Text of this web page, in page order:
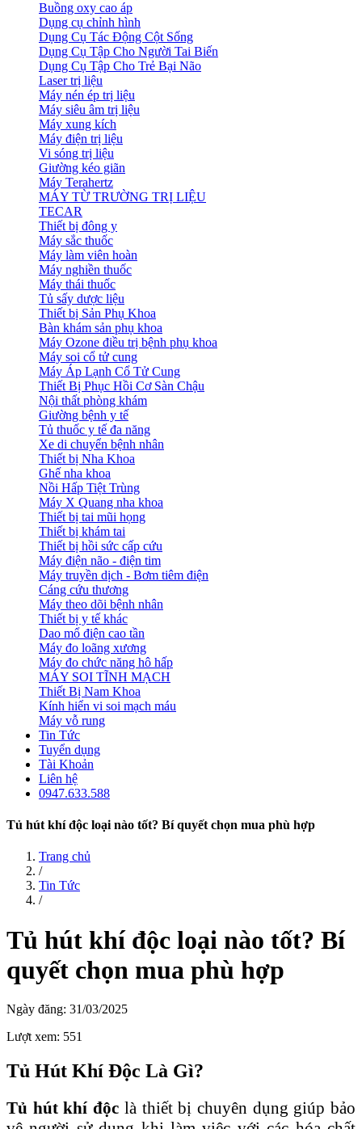
Buồng oxy cao áp
Dụng cụ chỉnh hình
Dụng Cụ Tác Động Cột Sống
Dụng Cụ Tập Cho Người Tai Biến
Dụng Cụ Tập Cho Trẻ Bại Não
Laser trị liệu
Máy nén ép trị liệu
Máy siêu âm trị liệu
Máy xung kích
Máy điện trị liệu
Vi sóng trị liệu
Giường kéo giãn
Máy Terahertz
MÁY TỪ TRƯỜNG TRỊ LIỆU
TECAR
Thiết bị đông y
Máy sắc thuốc
Máy làm viên hoàn
Máy nghiền thuốc
Máy thái thuốc
Tủ sấy dược liệu
Thiết bị Sản Phụ Khoa
Bàn khám sản phụ khoa
Máy Ozone điều trị bệnh phụ khoa
Máy soi cổ tử cung
Máy Áp Lạnh Cổ Tử Cung
Thiết Bị Phục Hồi Cơ Sàn Chậu
Nội thất phòng khám
Giường bệnh y tế
Tủ thuốc y tế đa năng
Xe di chuyển bệnh nhân
Thiết bị Nha Khoa
Ghế nha khoa
Nồi Hấp Tiệt Trùng
Máy X Quang nha khoa
Thiết bị tai mũi họng
Thiết bị khám tai
Thiết bị hồi sức cấp cứu
Máy điện não - điện tim
Máy truyền dịch - Bơm tiêm điện
Cáng cứu thương
Máy theo dõi bệnh nhân
Thiết bị y tế khác
Dao mổ điện cao tần
Máy đo loãng xương
Máy đo chức năng hô hấp
MÁY SOI TĨNH MẠCH
Thiết Bị Nam Khoa
Kính hiển vi soi mạch máu
Máy vỗ rung
Tin Tức
Tuyển dụng
Tài Khoản
Liên hệ
0947.633.588
Tủ hút khí độc loại nào tốt? Bí quyết chọn mua phù hợp
Trang chủ
/
Tin Tức
/
Tủ hút khí độc loại nào tốt? Bí
quyết chọn mua phù hợp
Ngày đăng: 31/03/2025
Lượt xem: 551
Tủ Hút Khí Độc Là Gì?
Tủ hút khí độc là thiết bị chuyên dụng giúp bảo